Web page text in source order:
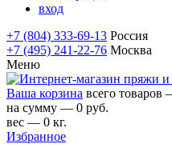
вход
+7 (804) 333-69-13 Россия
+7 (495) 241-22-76 Москва
Меню
Ваша корзина всего товаров
на сумму — 0 руб.
вес — 0 кг.
Избранное